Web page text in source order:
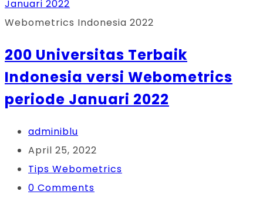
Webometrics Indonesia 2022
200 Universitas Terbaik
Indonesia versi Webometrics
periode Januari 2022
adminiblu
April 25, 2022
Tips Webometrics
0 Comments